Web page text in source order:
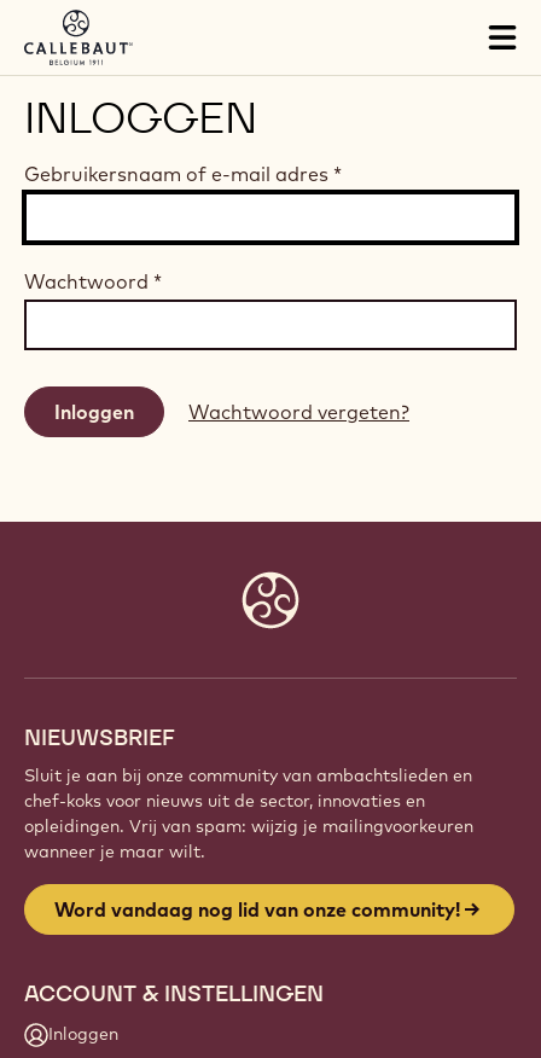
Skip to main content
INLOGGEN
Gebruikersnaam of e-mail adres *
Wachtwoord *
Wachtwoord vergeten?
NIEUWSBRIEF
Sluit je aan bij onze community van ambachtslieden en
chef-koks voor nieuws uit de sector, innovaties en
opleidingen. Vrij van spam: wijzig je mailingvoorkeuren
wanneer je maar wilt.
Word vandaag nog lid van onze community!
ACCOUNT & INSTELLINGEN
Inloggen